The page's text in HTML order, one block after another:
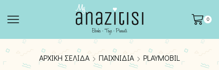
0
ΑΡΧΙΚΉ ΣΕΛΊΔΑ ΠΑΙΧΝΊΔΙΑ PLAYMOBIL